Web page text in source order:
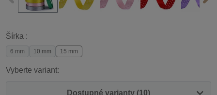
Šírka :
6 mm 10 mm 15 mm
Vyberte variant:
Dostupné varianty (10)